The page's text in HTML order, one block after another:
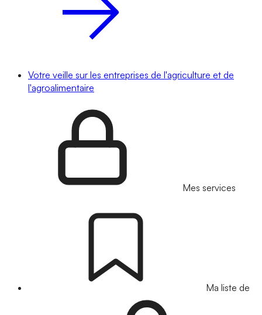
Votre veille sur les entreprises de l'agriculture et de
l'agroalimentaire
Mes services
Ma liste de